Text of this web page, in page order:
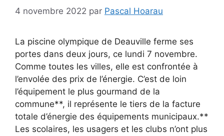
4 novembre 2022 par Pascal Hoarau
La piscine olympique de Deauville ferme ses
portes dans deux jours, ce lundi 7 novembre.
Comme toutes les villes, elle est confrontée à
l’envolée des prix de l’énergie. C’est de loin
l’équipement le plus gourmand de la
commune**, il représente le tiers de la facture
totale d’énergie des équipements municipaux.**
Les scolaires, les usagers et les clubs n’ont plus